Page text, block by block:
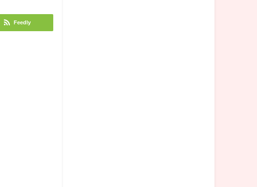
Feedly